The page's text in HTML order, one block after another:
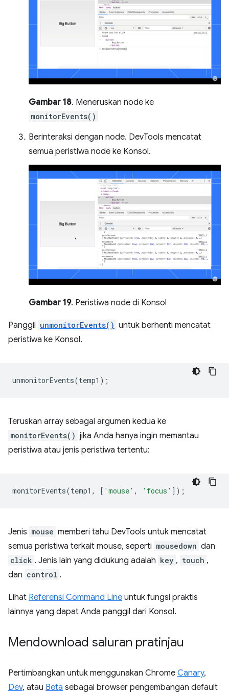
Gambar 18. Meneruskan node ke
monitorEvents()
Berinteraksi dengan node. DevTools mencatat
semua peristiwa node ke Konsol.
Gambar 19. Peristiwa node di Konsol
Panggil unmonitorEvents() untuk berhenti mencatat
peristiwa ke Konsol.
unmonitorEvents(temp1 );
Teruskan array sebagai argumen kedua ke
monitorEvents() jika Anda hanya ingin memantau
peristiwa atau jenis peristiwa tertentu:
monitorEvents(temp1 , [ 'mouse' , 'focus' ]);
Jenis mouse memberi tahu DevTools untuk mencatat
semua peristiwa terkait mouse, seperti mousedown dan
click . Jenis lain yang didukung adalah key , touch ,
dan control .
Lihat Referensi Command Line untuk fungsi praktis
lainnya yang dapat Anda panggil dari Konsol.
Mendownload saluran pratinjau
Pertimbangkan untuk menggunakan Chrome Canary,
Dev, atau Beta sebagai browser pengembangan default